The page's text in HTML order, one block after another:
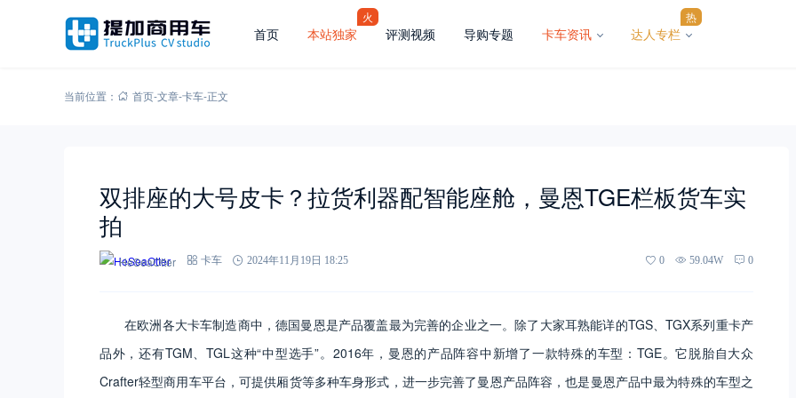
首页 本站独家
火
评测视频 导购专题 卡车资讯 达人专栏
热
当前位置： 首页-文章-卡车-正文
双排座的大号皮卡？拉货利器配智能座舱，曼恩TGE栏板货车实
拍
HeSeaOtter 卡车 2024年11月19日 18:25 0 59.04W 0
在欧洲各大卡车制造商中，德国曼恩是产品覆盖最为完善的企业之一。除了大家耳熟能详的TGS、TGX系列重卡产
品外，还有TGM、TGL这种“中型选手”。2016年，曼恩的产品阵容中新增了一款特殊的车型：TGE。它脱胎自大众
Crafter轻型商用车平台，可提供厢货等多种车身形式，进一步完善了曼恩产品阵容，也是曼恩产品中最为特殊的车型之